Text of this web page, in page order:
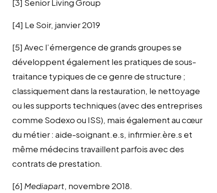
[3] Senior Living Group
[4] Le Soir, janvier 2019
[5] Avec l’émergence de grands groupes se
développent également les pratiques de sous-
traitance typiques de ce genre de structure ;
classiquement dans la restauration, le nettoyage
ou les supports techniques (avec des entreprises
comme Sodexo ou ISS), mais également au cœur
du métier : aide-soignant.e.s, infirmier.ère.s et
même médecins travaillent parfois avec des
contrats de prestation.
[6] Mediapart, novembre 2018.